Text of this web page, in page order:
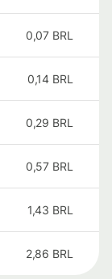
0,07 BRL
0,14 BRL
0,29 BRL
0,57 BRL
1,43 BRL
2,86 BRL